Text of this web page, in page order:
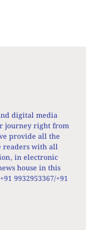
digital media
journey right from
provide all the
readers with all
in electronic
house in this
9932953367/+91